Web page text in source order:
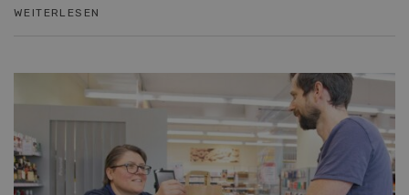
WEITERLESEN